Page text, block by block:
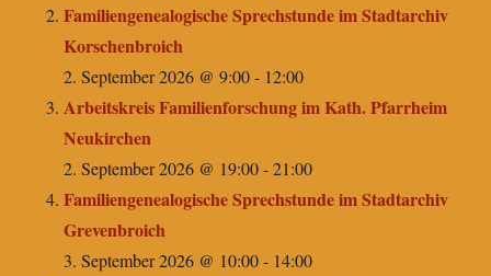
Familiengenealogische Sprechstunde im Stadtarchiv
Korschenbroich
2. September 2026 @ 9:00- 12:00
Arbeitskreis Familienforschung im Kath. Pfarrheim
Neukirchen
2. September 2026 @ 19:00-21:00
Familiengenealogische Sprechstunde im Stadtarchiv
Grevenbroich
3. September 2026 @ 10:00- 14:00